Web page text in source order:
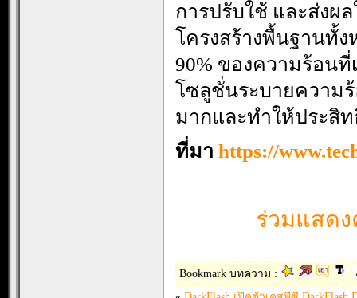
การปรับใช้ และส่ง
โครงสร้างพื้นฐานทั้
90% ของความร้อนที่
โซลูชั่นระบายความ
มากและทำให้ประสิ
ที่มา https://
ร่วมแสด
Bookmark บทความ :